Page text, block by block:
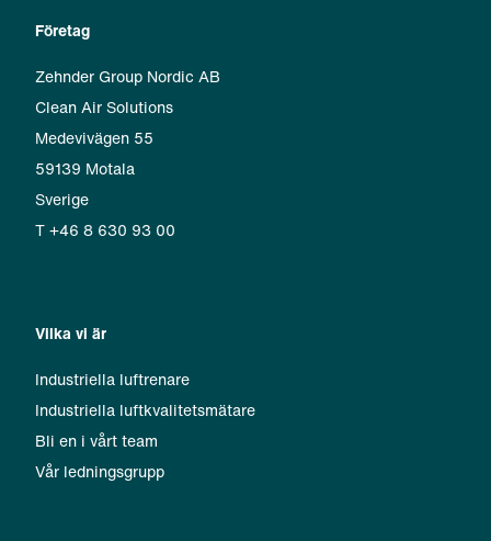
Företag
Zehnder Group Nordic AB
Clean Air Solutions
Medevivägen 55
59139 Motala
Sverige
T +46 8 630 93 00
Vilka vi är
Industriella luftrenare
Industriella luftkvalitetsmätare
Bli en i vårt team
Vår ledningsgrupp